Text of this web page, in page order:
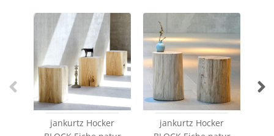
jankurtz Hocker
jankurtz Hocker